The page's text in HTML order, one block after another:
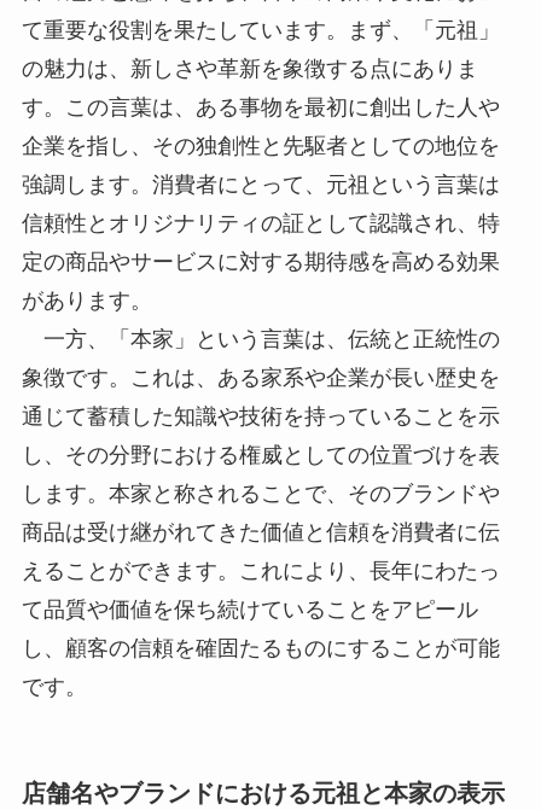
て重要な役割を果たしています。まず、「元祖」
の魅力は、新しさや革新を象徴する点にありま
す。この言葉は、ある事物を最初に創出した人や
企業を指し、その独創性と先駆者としての地位を
強調します。消費者にとって、元祖という言葉は
信頼性とオリジナリティの証として認識され、特
定の商品やサービスに対する期待感を高める効果
があります。
一方、「本家」という言葉は、伝統と正統性の
象徴です。これは、ある家系や企業が長い歴史を
通じて蓄積した知識や技術を持っていることを示
し、その分野における権威としての位置づけを表
します。本家と称されることで、そのブランドや
商品は受け継がれてきた価値と信頼を消費者に伝
えることができます。これにより、長年にわたっ
て品質や価値を保ち続けていることをアピール
し、顧客の信頼を確固たるものにすることが可能
です。
店舗名やブランドにおける元祖と本家の表示